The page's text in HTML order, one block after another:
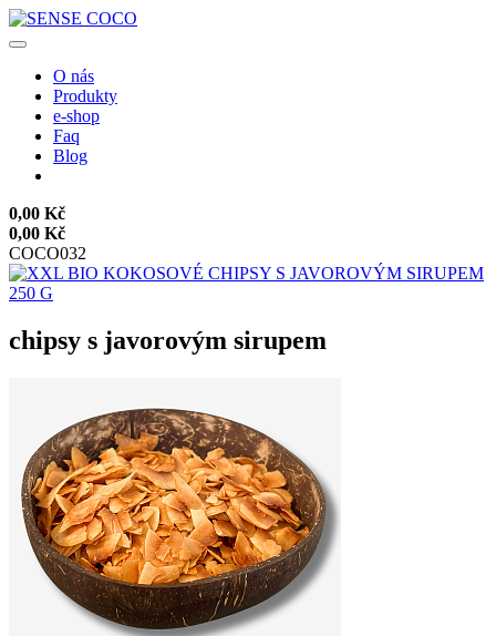
O nás
Produkty
e-shop
Faq
Blog
0,00 Kč
0,00 Kč
COCO032
chipsy s javorovým sirupem